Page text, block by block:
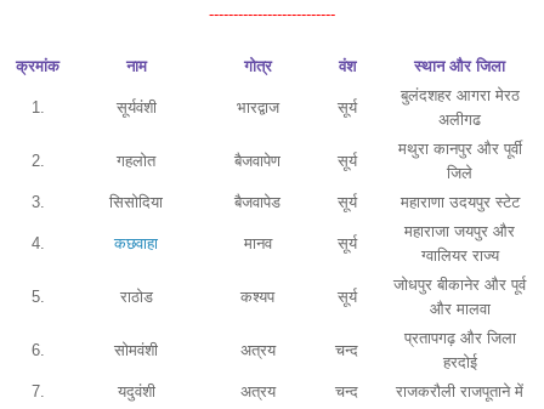
--------------------------
क्रमांक नाम गोत्र वंश स्थान और जिला
1. सूर्यवंशी भारद्वाज सूर्य
बुलंदशहर आगरा मेरठ
अलीगढ
2. गहलोत बैजवापेण सूर्य
मथुरा कानपुर और पूर्वी
जिले
3.
सिसोदिया बैजवापेड सूर्य महाराणा उदयपुर स्टेट
4. कछवाहा मानव सूर्य
महाराजा जयपुर और
ग्वालियर राज्य
5. राठोड कश्यप सूर्य
जोधपुर बीकानेर और पूर्व
और मालवा
6. सोमवंशी अत्रय चन्द
प्रतापगढ़ और जिला
हरदोई
7.
यदुवंशी अत्रय चन्द राजकरौली राजपूताने में